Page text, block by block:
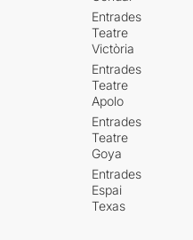
Entrades
Teatre
Victòria
Entrades
Teatre
Apolo
Entrades
Teatre
Goya
Entrades
Espai
Texas